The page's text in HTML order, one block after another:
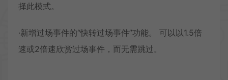
择此模式。
·新增过场事件的“快转过场事件”功能。 可以以1.5倍
速或2倍速欣赏过场事件，而无需跳过。